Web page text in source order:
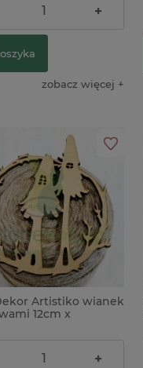
+
zobacz więcej
Artistiko wianek
12cm x
+